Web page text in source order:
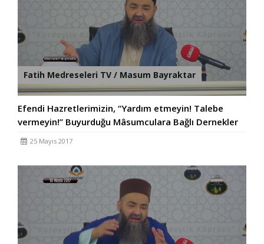
Fatih Medreseleri TV / Masum Bayraktar
Efendi Hazretlerimizin, “Yardım etmeyin! Talebe
vermeyin!” Buyurduğu Mâsumculara Bağlı Dernekler
25 Mayıs 2017